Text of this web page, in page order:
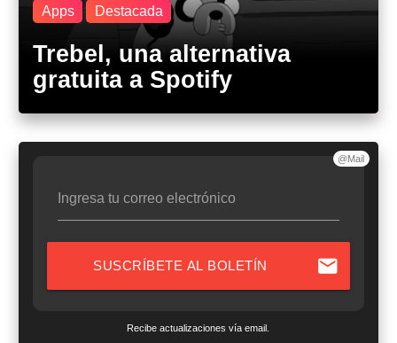
Apps Destacada
Trebel, una alternativa
gratuita a Spotify
@Mail
Ingresa tu correo electrónico
SUSCRÍBETE AL BOLETÍN mail
Recibe actualizaciones vía email.